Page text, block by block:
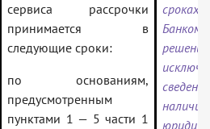
сервиса рассрочки
принимается в
следующие сроки:
по основаниям,
предусмотренным
пунктами 1 — 5 части 1
сроках